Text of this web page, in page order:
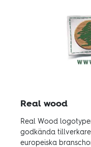
Real wood
Real Wood
godkända
europeiska